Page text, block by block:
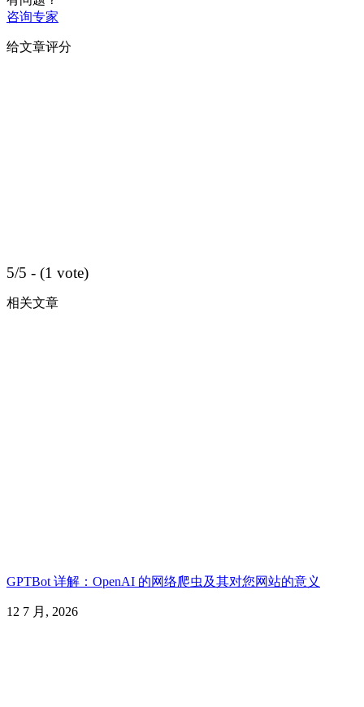
咨询专家
给文章评分
5/5 - (1 vote)
相关文章
GPTBot 详解：OpenAI 的网络爬虫及其对您网站的意义
12 7 月, 2026